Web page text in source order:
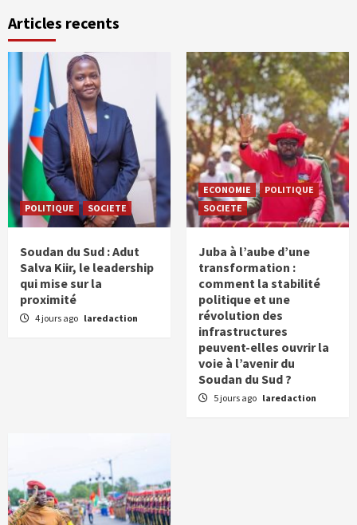
Articles recents
POLITIQUE SOCIETE
Soudan du Sud : Adut
Salva Kiir, le leadership
qui mise sur la
proximité
4 jours ago laredaction
ECONOMIE
POLITIQUE
SOCIETE
Juba à l’aube d’une
transformation :
comment la stabilité
politique et une
révolution des
infrastructures
peuvent-elles ouvrir la
voie à l’avenir du
Soudan du Sud ?
5 jours ago laredaction